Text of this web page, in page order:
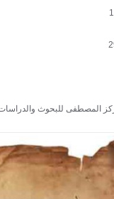
المصطفى للبحوث والدراسات